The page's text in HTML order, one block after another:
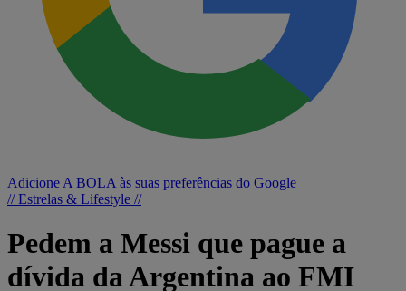
Adicione A BOLA às suas preferências do Google
// Estrelas & Lifestyle //
Pedem a Messi que pague a
dívida da Argentina ao FMI